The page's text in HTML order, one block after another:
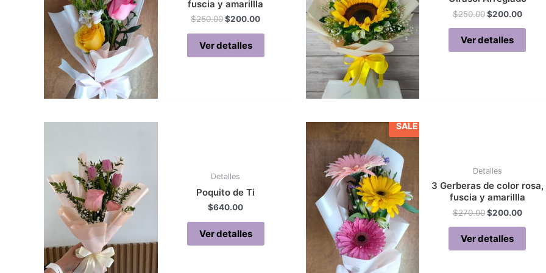
fuscia y amarillla
$250.00Original
$250.00.
$200.00Current
Ver detalles
$250.00 Original
$250.00.
$200.00
Ver detalles
Detalles
Poquito de Ti
$640.00
Ver detalles
SALE
Detalles
3 Gerberas de color rosa,
fuscia y amarillla
$270.00 Original
$270.00.
$200.00
Ver detalles